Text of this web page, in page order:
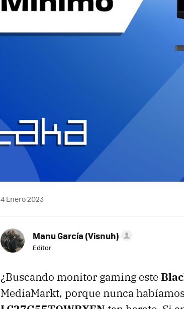
4 Enero 2023
Manu García (Visnuh)
Editor
¿Buscando monitor gaming este
MediaMarkt, porque nunca